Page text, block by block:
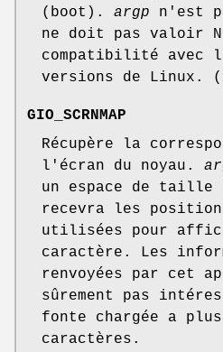
(boot). argp n'est
ne doit pas valoir
compatibilité avec
versions de Linux.
GIO_SCRNMAP
Récupère la
l'écran du noyau.
un espace de taille
recevra les
utilisées pour
caractère. Les
renvoyées par cet
sûrement pas
fonte chargée a
caractères.